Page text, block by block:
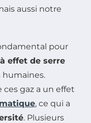
aussi notre
pour
effet de serre
humaines.
ces gaz a un effet
, ce qui a
. Plusieurs